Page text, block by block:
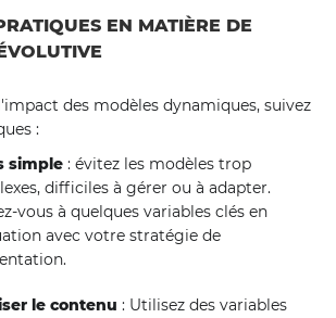
EN MATIÈRE DE
des modèles dynamiques, suivez
:
simple : évitez les modèles trop
difficiles à gérer ou à adapter.
vous à quelques variables clés en
avec votre stratégie de
le contenu : Utilisez des variables